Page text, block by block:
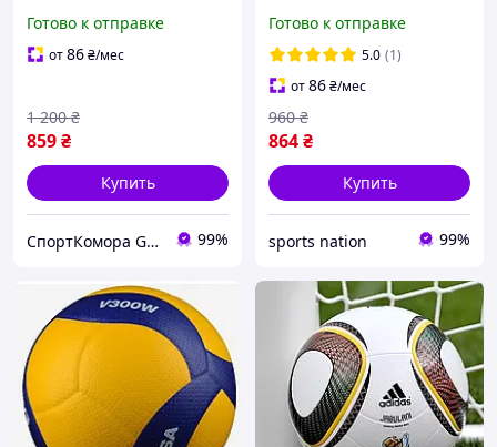
Готово к отправке
от86₴/мес
859₴
1 200 ₴
Купить
СпортКомора GalaBola 99%
Готово к отправке
5.0 (1)
от86₴/мес
864₴
960 ₴
Купить
sports nation 99%